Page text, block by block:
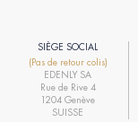
SIÈGE SOCIAL
(Pas de retour colis)
EDENLY SA
Rue de Rive 4
1204 Genève
SUISSE